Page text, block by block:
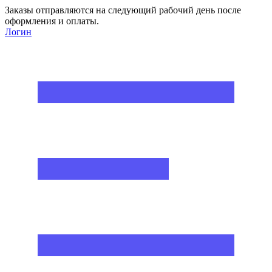
Заказы отправляются на следующий рабочий день после
оформления и оплаты.
Логин